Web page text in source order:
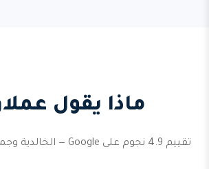
ماذا يقول
تقييم 4.9 نجوم على Google — الخالدية وجميع مناطق الكويت